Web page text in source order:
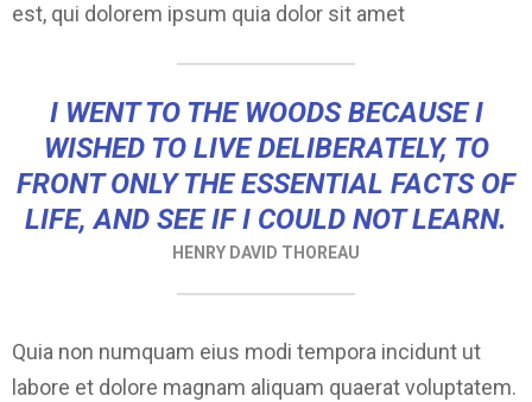
est, qui dolorem ipsum quia dolor sit amet
I WENT TO THE WOODS BECAUSE I
WISHED TO LIVE DELIBERATELY, TO
FRONT ONLY THE ESSENTIAL FACTS OF
LIFE, AND SEE IF I COULD NOT LEARN.
HENRY DAVID THOREAU
Quia non numquam eius modi tempora incidunt ut
labore et dolore magnam aliquam quaerat voluptatem.